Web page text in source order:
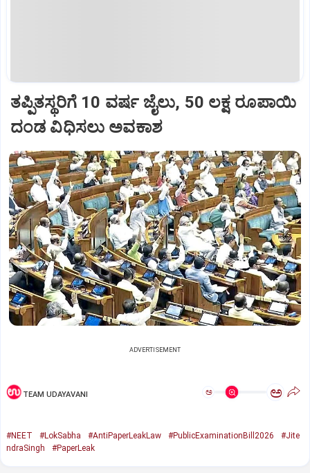
ತಪ್ಪಿತಸ್ಥರಿಗೆ 10 ವರ್ಷ ಜೈಲು, 50 ಲಕ್ಷ ರೂಪಾಯಿ
ದಂಡ ವಿಧಿಸಲು ಅವಕಾಶ
ADVERTISEMENT
TEAM UDAYAVANI ಅ ಅ
#NEET #LokSabha #AntiPaperLeakLaw #PublicExaminationBill2026
#Jite
ndraSingh
#PaperLeak